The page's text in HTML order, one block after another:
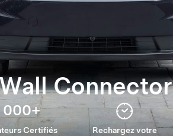
Connector
000+
Certifiés
Rechargez votre